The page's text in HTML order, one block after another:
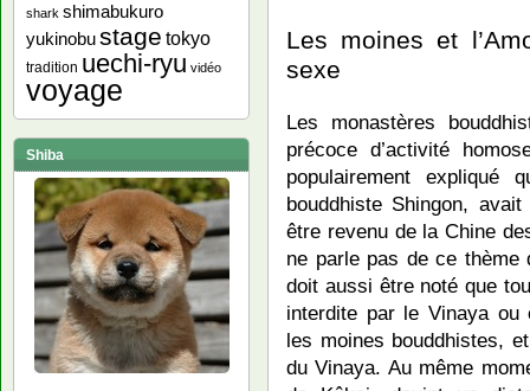
Les moines et
sexe
Les monastères
précoce d’activité
populairement
bouddhiste Shingon,
être revenu de la Chine
ne parle pas de ce
doit aussi être noté que
interdite par le Vinaya ou
les moines bouddhistes,
du Vinaya. Au même
shark shimabukuro
yukinobustage tokyo
tradition uechi-ryu vidéo
voyage
Shiba